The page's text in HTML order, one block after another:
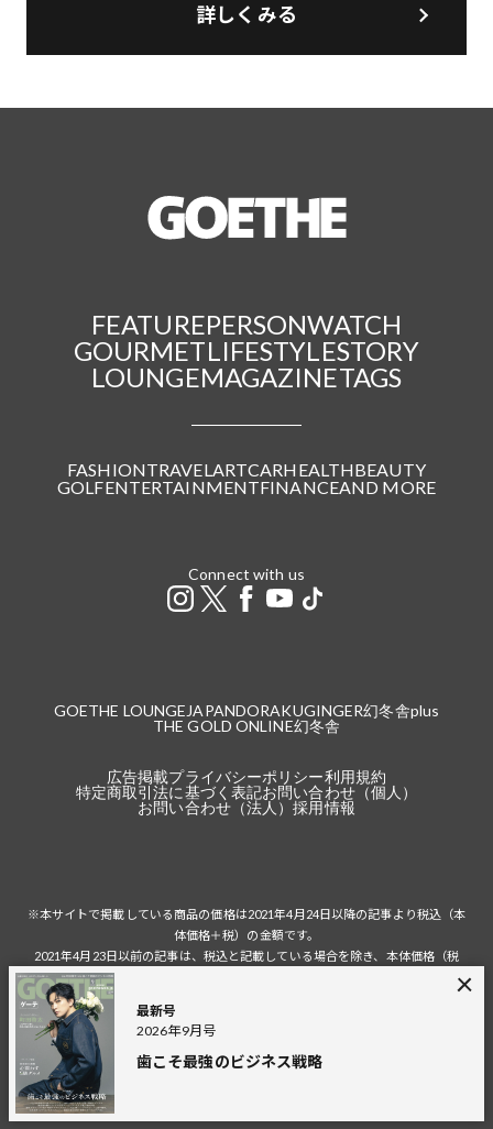
詳しくみる
最新号
2026年9月号
歯こそ最強のビジネス戦略
FEATUREPERSONWATCH
GOURMETLIFESTYLESTORY
LOUNGEMAGAZINETAGS
FASHIONTRAVELARTCARHEALTHBEAUTY
GOLFENTERTAINMENTFINANCEAND MORE
Connect with us
GOETHE LOUNGE JAPANDORAKUGINGER幻冬舎plus
THE GOLD ONLINE幻冬舎
広告掲載プライバシーポリシー利用規約
特定商取引法に基づく表記お問い合わせ（個人）
お問い合わせ（法人）採用情報
※本サイトで掲載している商品の価格は2021年4月24日以降の記事より税込（本
体価格＋税）の金額です。
2021年4月23日以前の記事は、税込と記載している場合を除き、本体価格（税
税込の場合の税額は掲載当時の税率に準じます。